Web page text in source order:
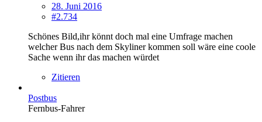
28. Juni 2016
#2.734
Schönes Bild,ihr könnt doch mal eine Umfrage machen
welcher Bus nach dem Skyliner kommen soll wäre eine coole
Sache wenn ihr das machen würdet
Zitieren
Postbus
Fernbus-Fahrer